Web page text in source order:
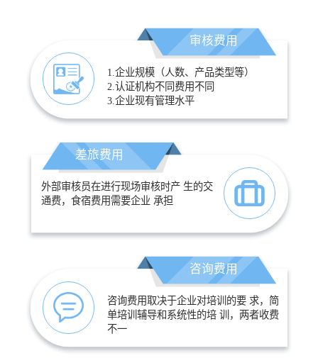
审核费用
1.企业规模（人数、产品类型等）
2.认证机构不同费用不同
3.企业现有管理水平
差旅费用
外部审核员在进行现场审核时产 生的交
通费，食宿费用需要企业 承担
咨询费用
咨询费用取决于企业对培训的要 求，简
单培训辅导和系统性的培 训，两者收费
不一